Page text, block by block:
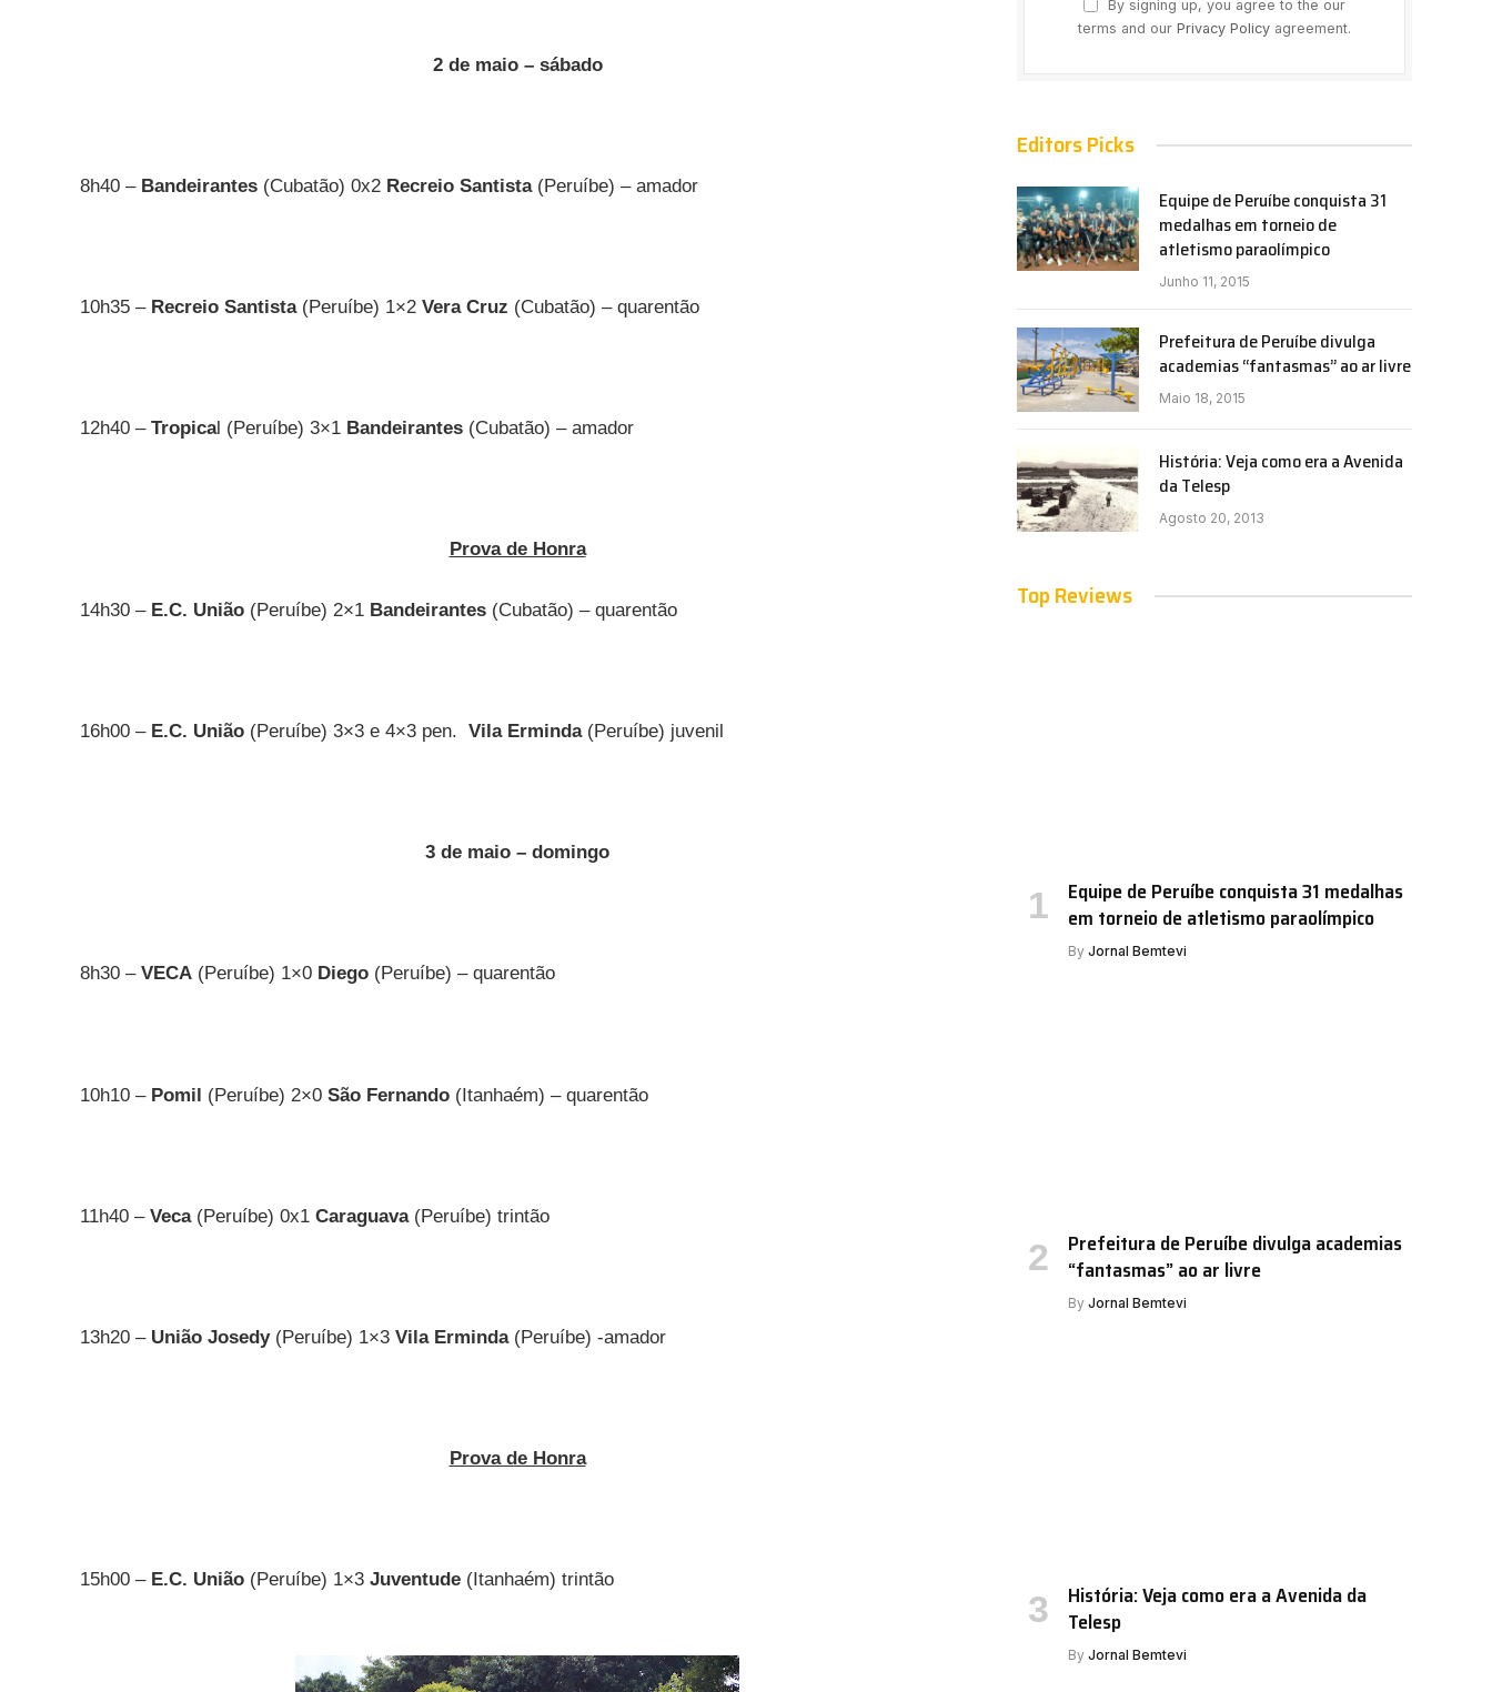
2 de maio – sábado
8h40 – Bandeirantes (Cubatão) 0x2 Recreio Santista(Peruíbe) – amador
10h35 – Recreio Santista(Peruíbe) 1×2 Vera Cruz (Cubatão) – quarentão
12h40 – Tropical (Peruíbe) 3×1 Bandeirantes (Cubatão) – amador
Prova de Honra
14h30 – E.C. União (Peruíbe) 2×1 Bandeirantes (Cubatão) – quarentão
16h00 –E.C. União (Peruíbe) 3×3 e 4×3 pen. Vila Erminda(Peruíbe) juvenil
3 de maio – domingo
8h30 – VECA (Peruíbe) 1×0 Diego (Peruíbe) – quarentão
10h10 –Pomil (Peruíbe) 2×0 São Fernando (Itanhaém) – quarentão
11h40 –Veca(Peruíbe) 0x1 Caraguava(Peruíbe) trintão
13h20 – União Josedy (Peruíbe) 1×3 Vila Erminda(Peruíbe) -amador
Prova de Honra
15h00 –E.C. União (Peruíbe) 1×3 Juventude (Itanhaém) trintão
By signing up, you agree to the our
terms and our Privacy Policy agreement.
Editors Picks
Equipe de Peruíbe conquista 31
medalhas em torneio de
atletismo paraolímpico
Junho 11, 2015
Prefeitura de Peruíbe divulga
academias “fantasmas” ao ar livre
Maio 18, 2015
História: Veja como era a Avenida
da Telesp
Agosto 20, 2013
Top Reviews
Equipe de Peruíbe conquista 31 medalhas
em torneio de atletismo paraolímpico
By Jornal Bemtevi
Prefeitura de Peruíbe divulga academias
“fantasmas” ao ar livre
By Jornal Bemtevi
História: Veja como era a Avenida da
Telesp
By Jornal Bemtevi